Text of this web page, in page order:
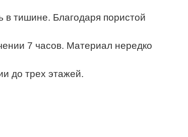
в тишине. Благодаря пористой
7 часов. Материал нередко
до трех этажей.